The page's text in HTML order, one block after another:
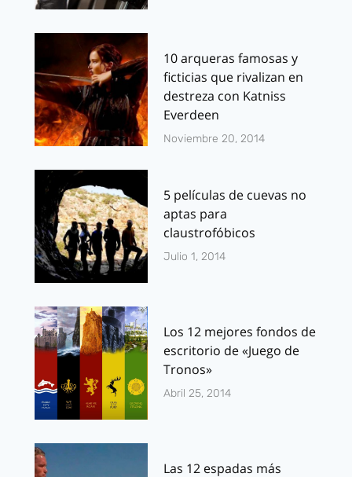
10 arqueras famosas y
ficticias que rivalizan en
destreza con Katniss
Everdeen
Noviembre 20, 2014
5 películas de cuevas no
aptas para
claustrofóbicos
Julio 1, 2014
Los 12 mejores fondos de
escritorio de «Juego de
Tronos»
Abril 25, 2014
Las 12 espadas más